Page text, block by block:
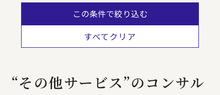
すべてクリア
この条件で絞り込む
“その他サービス”のコンサル